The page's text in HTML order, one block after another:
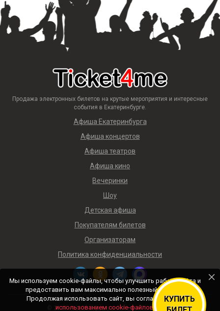
КУПИТЬ
Продажа электронных билетов на крутые мероприятия и интересные
события в Екатеринбурге.
Афиша Екатеринбурга
Афиша концертов
Афиша театров
Афиша кино
Вечеринки
Шоу
Детская афиша
Покупателям билетов
Организаторам
Политика конфиденциальности
© 2018 — 2026 Афиша и билеты «Ticket4me»
Мы используем cookie-файлы, чтобы улучшить работу сайта и
предоставить вам максимально полезный контент.
Продолжая использовать сайт, вы соглашаетесь с
использованием cookie-файлов.